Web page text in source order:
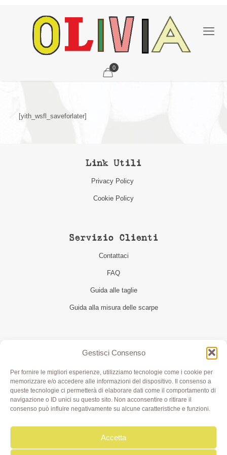
Gestisci Consenso
Per fornire le migliori esperienze, utilizziamo tecnologie come i cookie per
memorizzare e/o accedere alle informazioni del dispositivo. Il consenso a
queste tecnologie ci permetterà di elaborare dati come il comportamento di
navigazione o ID unici su questo sito. Non acconsentire o ritirare il
consenso può influire negativamente su alcune caratteristiche e funzioni.
Accetta
0
[yith_wsfl_saveforlater]
Link Utili
Privacy Policy
Cookie Policy
Servizio Clienti
Contattaci
FAQ
Guida alle taglie
Guida alla misura delle scarpe
Seguici
Olivia di Aimi Roberta | Borgo XX Marzo 6/c Parma | P.IVA
IT02499000343 - REA PR 245283 | © 2020 Olivialab. All